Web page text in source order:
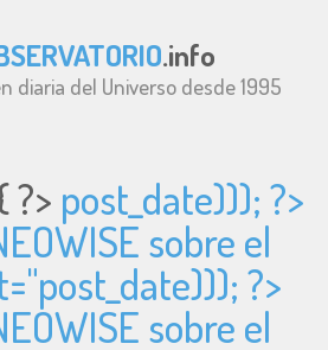
.info
diaria del Universo desde 1995
?> post_date))); ?>
sobre el
post_date))); ?>
sobre el